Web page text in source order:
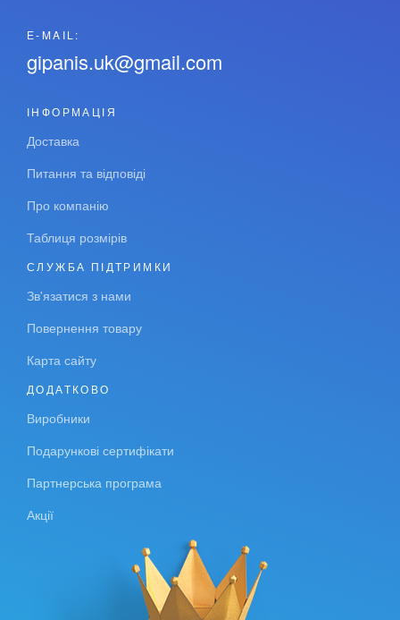
Е-MAIL:
gipanis.uk@gmail.com
ІНФОРМАЦІЯ
Доставка
Питання та відповіді
Про компанію
Таблиця розмірів
СЛУЖБА ПІДТРИМКИ
Зв'язатися з нами
Повернення товару
Карта сайту
ДОДАТКОВО
Виробники
Подарункові сертифікати
Партнерська програма
Акції